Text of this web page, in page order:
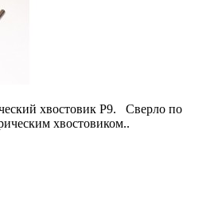
хвостовик Р9. Сверло по
хвостовиком..